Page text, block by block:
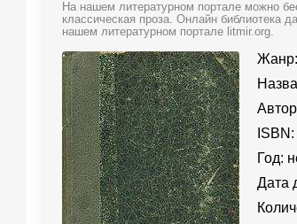
На нашем литературном портале можно
классическая проза. Онлайн библиотека
нашем литературном портале litmir.org.
Жанр:
ISBN:
Год:
Дата